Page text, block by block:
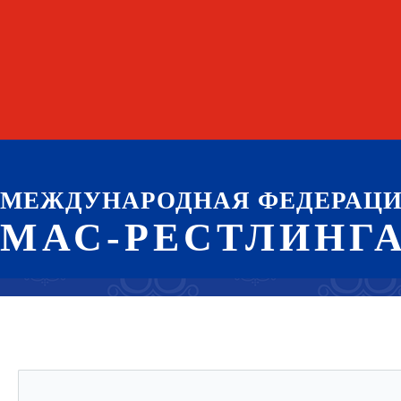
МЕЖДУНАРОДНАЯ
МАС-